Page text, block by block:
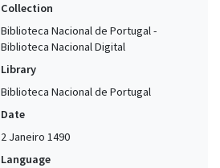
Collection
Biblioteca Nacional de Portugal -
Biblioteca Nacional Digital
Library
Biblioteca Nacional de Portugal
Date
2 Janeiro 1490
Language